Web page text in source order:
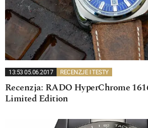
13:53 05.06.2017 RECENZJE I TESTY
Recenzja: RADO HyperChrome
Limited Edition